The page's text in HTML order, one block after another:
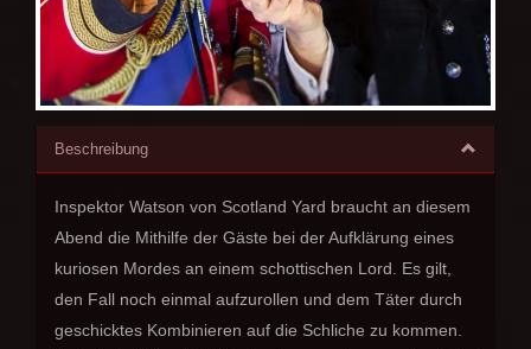
Beschreibung
Inspektor Watson von Scotland Yard braucht an diesem
Abend die Mithilfe der Gäste bei der Aufklärung eines
kuriosen Mordes an einem schottischen Lord. Es gilt,
den Fall noch einmal aufzurollen und dem Täter durch
geschicktes Kombinieren auf die Schliche zu kommen.